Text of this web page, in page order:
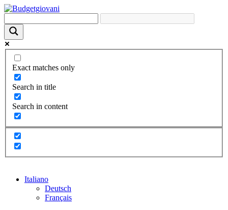
Exact matches only
Search in title
Search in content
Italiano
Deutsch
Français